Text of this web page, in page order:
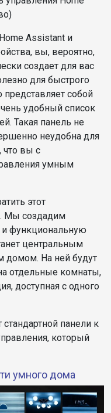
Assistant и
вы, вероятно,
создает для вас
для быстрого
представляет собой
удобный список
Такая панель не
неудобна для
что вы с
умным
этот
Мы создадим
и функциональную
центральным
домом. На ней будут
отдельные комнаты,
доступная с одного
панели к
который
умного дома